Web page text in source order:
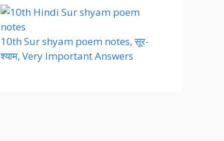
10th Sur shyam poem notes, सूर-
श्याम, Very Important Answers